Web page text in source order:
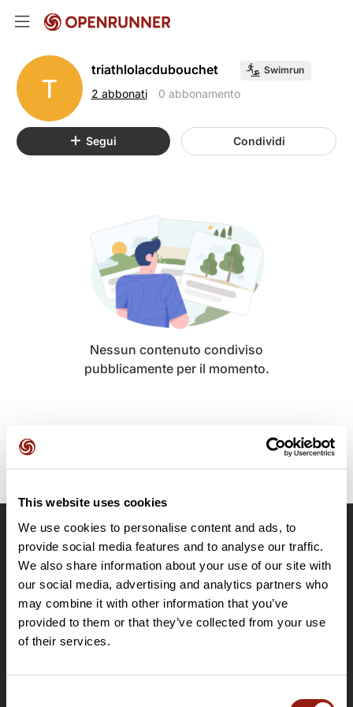
This website uses cookies
We use cookies to personalise content and ads, to
provide social media features and to analyse our traffic.
We also share information about your use of our site with
our social media, advertising and analytics partners who
may combine it with other information that you’ve
provided to them or that they’ve collected from your use
of their services.
T
triathlolacdubouchet
2 abbonati 0 abbonamento
Swimrun
Segui Condividi
Nessun contenuto condiviso
pubblicamente per il momento.
OpenRunner
Team
Lavora con noi
Riguardo a
Contatti